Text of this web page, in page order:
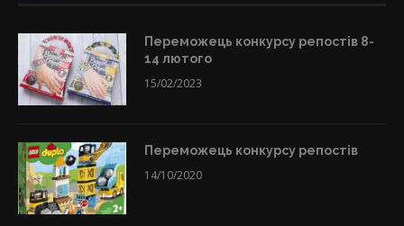
Переможець конкурсу репостів 8-
14 лютого
15/02/2023
Переможець конкурсу репостів
14/10/2020